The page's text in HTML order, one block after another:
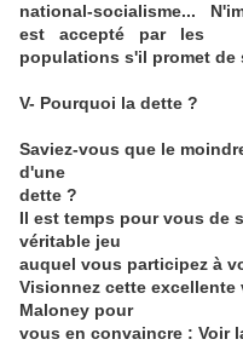
national-socialisme...
est accepté par les
populations s'il promet de
V- Pourquoi la dette ?
Saviez-vous que le
d'une
dette ?
Il est temps pour vous de
véritable jeu
auquel vous participez à
Visionnez cette
Maloney pour
vous en convaincre : Voir